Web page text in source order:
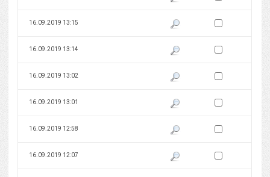
16.09.2019 13:15 Pokaż podgląd wersji z dnia
Zaznacz wersję do
16.09.2019 13:14 Pokaż podgląd wersji z dnia
Zaznacz wersję do
16.09.2019 13:02 Pokaż podgląd wersji z dnia
Zaznacz wersję do
16.09.2019 13:01 Pokaż podgląd wersji z dnia
Zaznacz wersję do
16.09.2019 12:58 Pokaż podgląd wersji z dnia
Zaznacz wersję do
16.09.2019 12:07 Pokaż podgląd wersji z dnia
Zaznacz wersję do